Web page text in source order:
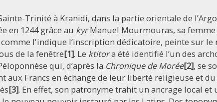
Trinité à Kranidi, dans la partie orientale de
en 1244 grâce au kyrManuel Mourmouras, sa
l'indique l’inscription dédicatoire, peinte sur le
de la fenêtre[1]. Le ktitora été identifié l’un des
qui, d’après la Chronique de Morée[2], se
aux Francs en échange de leur liberté religieuse et
[3]. En effet, son patronyme trahit un ancrage local et